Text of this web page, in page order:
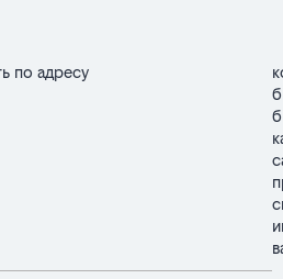
по адресу